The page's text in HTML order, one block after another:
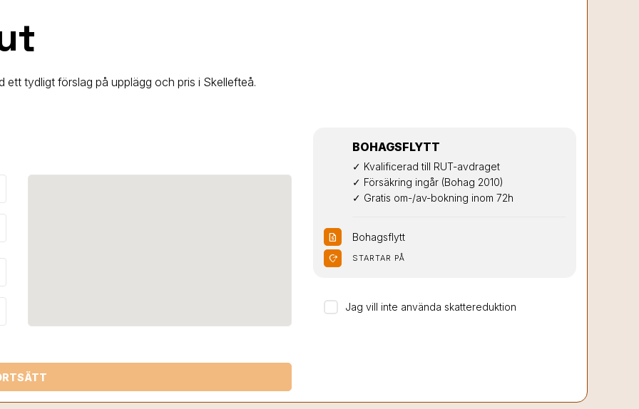
ett tydligt förslag på upplägg och pris i Skellefteå.
BOHAGSFLYTT
✓ Kvalificerad till RUT-avdraget
✓ Försäkring ingår (Bohag 2010)
✓ Gratis om-/av-bokning inom 72h
request_quote Bohagsflytt
moved_location STARTAR PÅ
Jag vill inte använda skattereduktion